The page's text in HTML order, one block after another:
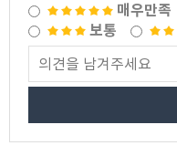
매우만족
보통